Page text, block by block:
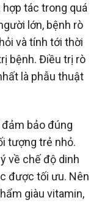
tác trong quá
lớn, bệnh rò
và tính tới thời
bệnh. Điều trị rò
là phẫu thuật
bảo đúng
tượng trẻ nhỏ.
về chế độ dinh
được tối ưu. Nên
giàu vitamin,